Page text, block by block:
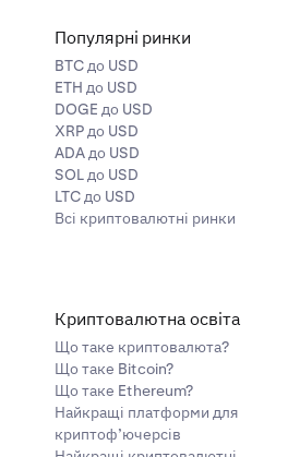
Популярні ринки
BTC до USD
ETH до USD
DOGE до USD
XRP до USD
ADA до USD
SOL до USD
LTC до USD
Всі криптовалютні ринки
Криптовалютна освіта
Що таке криптовалюта?
Що таке Bitcoin?
Що таке Ethereum?
Найкращі платформи для
криптоф’ючерсів